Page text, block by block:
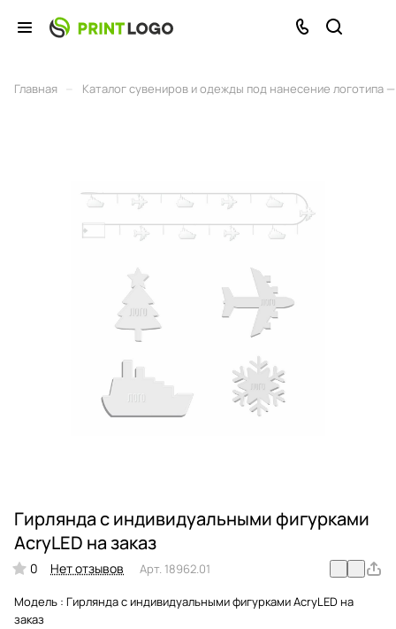
Главная Каталог сувениров и одежды под нанесение логотипа
Гирлянда с индивидуальными фигурками
AcryLED на заказ
0 Нет отзывов Арт. 18962.01
Модель : Гирлянда с индивидуальными фигурками AcryLED на
заказ